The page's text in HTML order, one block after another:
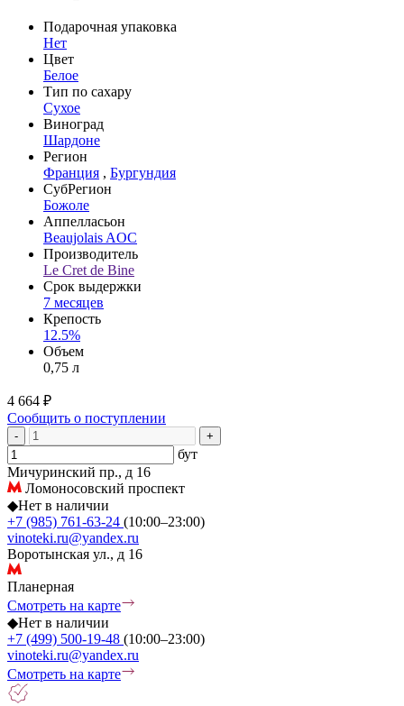
Подарочная упаковка
Нет
Цвет
Белое
Тип по сахару
Сухое
Виноград
Шардоне
Регион
Франция , Бургундия
СубРегион
Божоле
Аппелласьон
Beaujolais AOC
Производитель
Le Cret de Bine
Срок выдержки
7 месяцев
Крепость
12.5%
Объем
0,75 л
4 664 ₽
Сообщить о поступлении
- +
бут
Мичуринский пр., д 16
Ломоносовский проспект
◆Нет в наличии
+7 (985) 761-63-24 (10:00–23:00)
vinoteki.ru@yandex.ru
Воротынская ул., д 16
Планерная
Смотреть на карте
◆Нет в наличии
+7 (499) 500-19-48 (10:00–23:00)
vinoteki.ru@yandex.ru
Смотреть на карте